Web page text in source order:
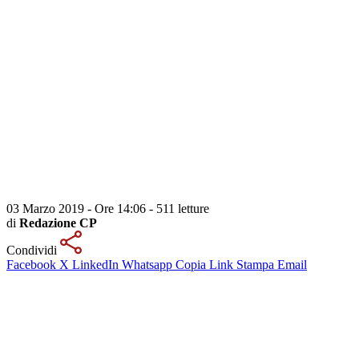
03 Marzo 2019 - Ore 14:06 - 511 letture
di Redazione CP
Condividi
Facebook X LinkedIn Whatsapp Copia Link Stampa Email